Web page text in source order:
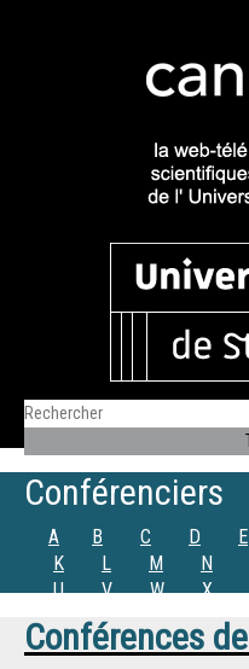
Conférenciers
A B C D E
K
L M N
U
V W X
Conférences de